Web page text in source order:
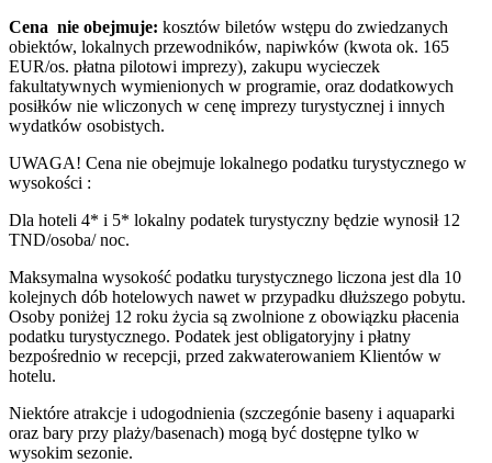
Cena nie obejmuje: kosztów biletów wstępu do zwiedzanych
obiektów, lokalnych przewodników, napiwków (kwota ok. 165
EUR/os. płatna pilotowi imprezy), zakupu wycieczek
fakultatywnych wymienionych w programie, oraz dodatkowych
posiłków nie wliczonych w cenę imprezy turystycznej i innych
wydatków osobistych.
UWAGA! Cena nie obejmuje lokalnego podatku turystycznego w
wysokości :
Dla hoteli 4* i 5* lokalny podatek turystyczny będzie wynosił 12
TND/osoba/ noc.
Maksymalna wysokość podatku turystycznego liczona jest dla 10
kolejnych dób hotelowych nawet w przypadku dłuższego pobytu.
Osoby poniżej 12 roku życia są zwolnione z obowiązku płacenia
podatku turystycznego. Podatek jest obligatoryjny i płatny
bezpośrednio w recepcji, przed zakwaterowaniem Klientów w
hotelu.
Niektóre atrakcje i udogodnienia (szczegónie baseny i aquaparki
oraz bary przy plaży/basenach) mogą być dostępne tylko w
wysokim sezonie.